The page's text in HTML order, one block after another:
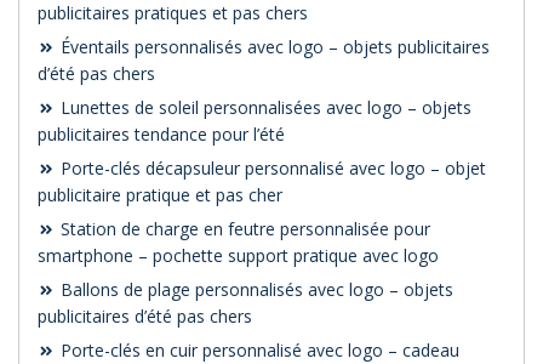
publicitaires pratiques et pas chers
Éventails personnalisés avec logo – objets publicitaires
d’été pas chers
Lunettes de soleil personnalisées avec logo – objets
publicitaires tendance pour l’été
Porte-clés décapsuleur personnalisé avec logo – objet
publicitaire pratique et pas cher
Station de charge en feutre personnalisée pour
smartphone – pochette support pratique avec logo
Ballons de plage personnalisés avec logo – objets
publicitaires d’été pas chers
Porte-clés en cuir personnalisé avec logo – cadeau